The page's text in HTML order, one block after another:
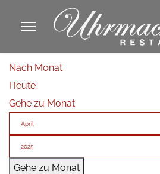
Nach Monat
Heute
Gehe zu Monat
Gehe zu Monat